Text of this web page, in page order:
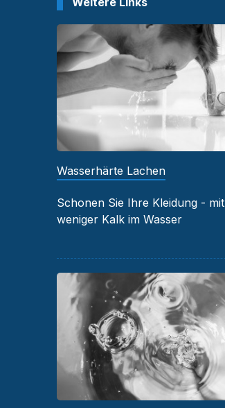
Wasserhärte Lachen
Schonen Sie Ihre Kleidung - mit
weniger Kalk im Wasser